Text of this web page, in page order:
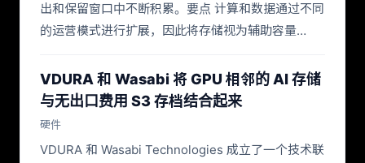
出和保留窗口中不断积累。要点 计算和数据通过不同
的运营模式进行扩展，因此将存储视为辅助容量…
VDURA 和 Wasabi 将 GPU 相邻的 AI 存储
与无出口费用 S3 存档结合起来
硬件
VDURA 和 Wasabi Technologies 成立了一个技术联